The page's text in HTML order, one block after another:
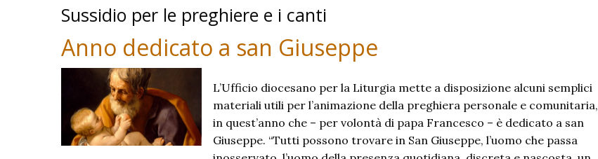
riflettere
Sussidio per le preghiere e i canti
Anno dedicato a san Giuseppe
L’Ufficio diocesano per la Liturgia mette a disposizione alcuni semplici
materiali utili per l’animazione della preghiera personale e comunitaria,
in quest’anno che – per volontà di papa Francesco – è dedicato a san
Giuseppe. “Tutti possono trovare in San Giuseppe, l’uomo che passa